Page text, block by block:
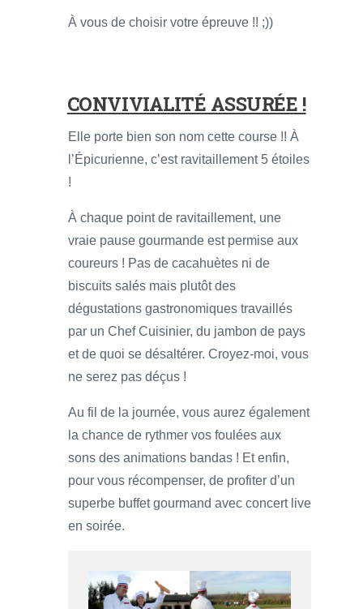
À vous de choisir votre épreuve !! ;))
CONVIVIALITÉ ASSURÉE !
Elle porte bien son nom cette course !! À
l’Épicurienne, c’est ravitaillement 5 étoiles
!
À chaque point de ravitaillement, une
vraie pause gourmande est permise aux
coureurs ! Pas de cacahuètes ni de
biscuits salés mais plutôt des
dégustations gastronomiques travaillés
par un Chef Cuisinier, du jambon de pays
et de quoi se désaltérer. Croyez-moi, vous
ne serez pas déçus !
Au fil de la journée, vous aurez également
la chance de rythmer vos foulées aux
sons des animations bandas ! Et enfin,
pour vous récompenser, de profiter d’un
superbe buffet gourmand avec concert live
en soirée.